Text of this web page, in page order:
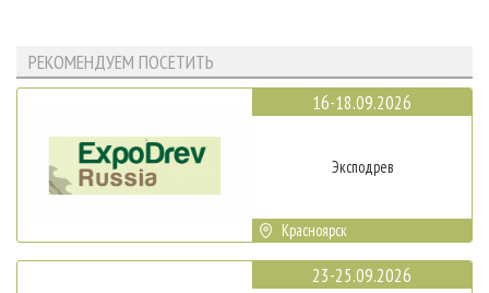
РЕКОМЕНДУЕМ ПОСЕТИТЬ
16-18.09.2026
Эксподрев
Красноярск
23-25.09.2026